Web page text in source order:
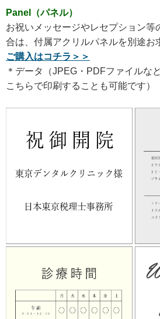
Panel（パネル）
お祝いメッセージやレセプション等
合は、付属アクリルパネルを別途お
ご購入はコチラ＞＞
＊データ（JPEG・PDFファイルな
こちらで印刷することも可能です）